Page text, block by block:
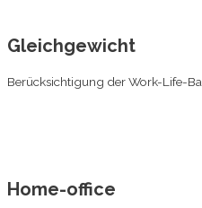
Gleichgewicht
Berücksichtigung der Work-Life-
Home-office